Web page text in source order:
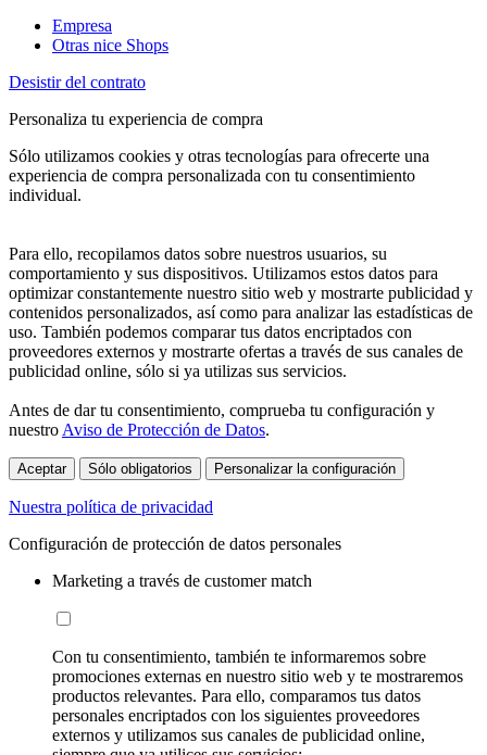
Empresa
Otras nice Shops
Desistir del contrato
Personaliza tu experiencia de compra
Sólo utilizamos cookies y otras tecnologías para ofrecerte una
experiencia de compra personalizada con tu consentimiento
individual.
Para ello, recopilamos datos sobre nuestros usuarios, su
comportamiento y sus dispositivos. Utilizamos estos datos para
optimizar constantemente nuestro sitio web y mostrarte publicidad y
contenidos personalizados, así como para analizar las estadísticas de
uso. También podemos comparar tus datos encriptados con
proveedores externos y mostrarte ofertas a través de sus canales de
publicidad online, sólo si ya utilizas sus servicios.
Antes de dar tu consentimiento, comprueba tu configuración y
nuestro Aviso de Protección de Datos.
Aceptar Sólo obligatorios Personalizar la configuración
Nuestra política de privacidad
Configuración de protección de datos personales
Marketing a través de customer match
Con tu consentimiento, también te informaremos sobre
promociones externas en nuestro sitio web y te mostraremos
productos relevantes. Para ello, comparamos tus datos
personales encriptados con los siguientes proveedores
externos y utilizamos sus canales de publicidad online,